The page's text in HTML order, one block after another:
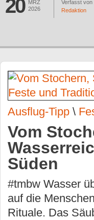
20
MRZ
2026
Verfasst von
Redaktion
Ausflug-Tipp \
Vom
Süden
#tmbw Wasser
auf die
Rituale. Das